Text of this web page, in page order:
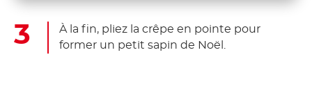
À la fin, pliez la crêpe en pointe pour
former un petit sapin de Noël.